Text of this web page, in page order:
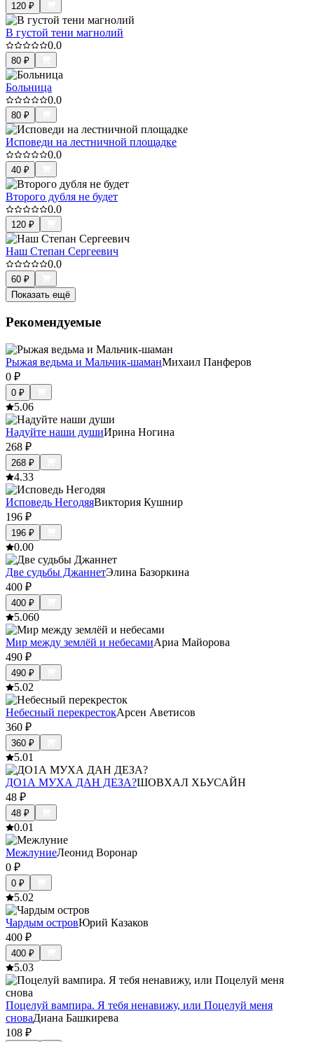
120 ₽
В густой тени магнолий
0.0
80 ₽
Больница
0.0
80 ₽
Исповеди на лестничной площадке
0.0
40 ₽
Второго дубля не будет
0.0
120 ₽
Наш Степан Сергеевич
0.0
60 ₽
Показать ещё
Рекомендуемые
Рыжая ведьма и Мальчик-шаманМихаил Панферов
0 ₽
0 ₽
5.06
Надуйте наши душиИрина Ногина
268 ₽
268 ₽
4.33
Исповедь НегодяяВиктория Кушнир
196 ₽
196 ₽
0.00
Две судьбы ДжаннетЭлина Базоркина
400 ₽
400 ₽
5.060
Мир между землёй и небесамиАриа Майорова
490 ₽
490 ₽
5.02
Небесный перекрестокАрсен Аветисов
360 ₽
360 ₽
5.01
ДО1А МУХА ДАН ДЕЗА?ШОВХАЛ ХЬУСАЙН
48 ₽
48 ₽
0.01
МежлуниеЛеонид Воронар
0 ₽
0 ₽
5.02
Чардым островЮрий Казаков
400 ₽
400 ₽
5.03
Поцелуй вампира. Я тебя ненавижу, или Поцелуй меня
сноваДиана Башкирева
108 ₽